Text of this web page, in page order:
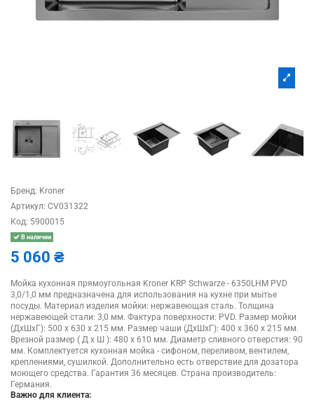
Бренд: Kroner
Артикул: CV031322
Код: 5900015
В наличии
5 060 ₴
Мойка кухонная прямоугольная Kroner KRP Schwarze - 6350LHM PVD
3,0/1,0 мм предназначена для использования на кухне при мытье
посуды. Материал изделия мойки: нержавеющая сталь. Толщина
нержавеющей стали: 3,0 мм. Фактура поверхности: PVD. Размер мойки
(ДхШхГ): 500 х 630 х 215 мм. Размер чаши (ДхШхГ): 400 х 360 х 215 мм.
Врезной размер ( Д х Ш ): 480 х 610 мм. Диаметр сливного отверстия: 90
мм. Комплектуется кухонная мойка - сифоном, переливом, вентилем,
креплениями, сушилкой. Дополнительно есть отверствие для дозатора
моющего средства. Гарантия 36 месяцев. Страна производитель:
Германия.
Важно для клиента: